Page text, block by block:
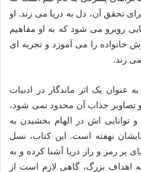
تحقق آن، دل به دریا می زند. او
روبرو می شود که به او مفاهیم
خانواده را می آموزد و تجربه ای
زند.
یک اثر ماندگار در ادبیات
تصاویر جذاب آن محدود نمی شود،
توانایی اش در الهام بخشیدن به
نهفته است. این کتاب، نسل
پر رمز و راز دریا آشنا کرده و به
اهداف بزرگ، گاهی لازم است از